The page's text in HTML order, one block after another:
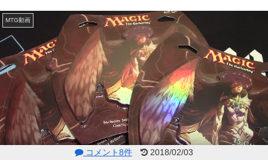
MTG動画
コメント8件 2018/02/03